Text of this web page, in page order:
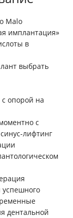
Malo
имплантация»
в
выбрать
опорой на
с
лифтинг
дентальной